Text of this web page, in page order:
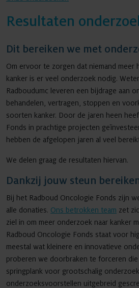
Resultaten
Dit bereiken we met
Om ervoor te zorgen dat niemand meer
kanker is er veel onderzoek nodig.
Radboudumc leveren een bijdrage aan
behandelen, vertragen, stoppen en
soorten kanker. Door de jaren heen
Fonds in prachtige projecten
hebben de afgelopen jaren al veel
We delen graag de resultaten hiervan.
Dankzij jouw steun
Bij het Radboud Oncologie Fonds zijn
alle donaties. Ons betrokken team zet
ziel in om meer onderzoek naar kanker
Radboud Oncologie Fonds staat voor
meestal wat kleinere en innovatieve
proberen we doorbraken te forceren die
springplank voor grootschalig
onderzoeksvoorstellen uitgebreid
Agenda
Nieuws
Contact